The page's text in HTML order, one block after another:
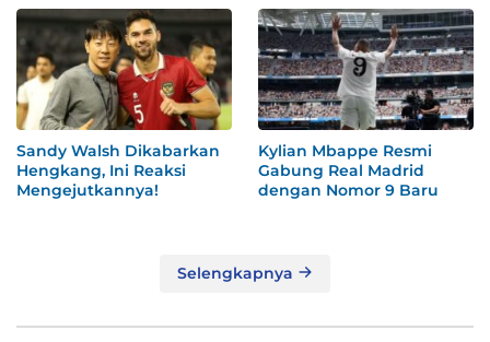
Sandy Walsh Dikabarkan
Hengkang, Ini Reaksi
Mengejutkannya!
Kylian Mbappe Resmi
Gabung Real Madrid
dengan Nomor 9 Baru
Selengkapnya